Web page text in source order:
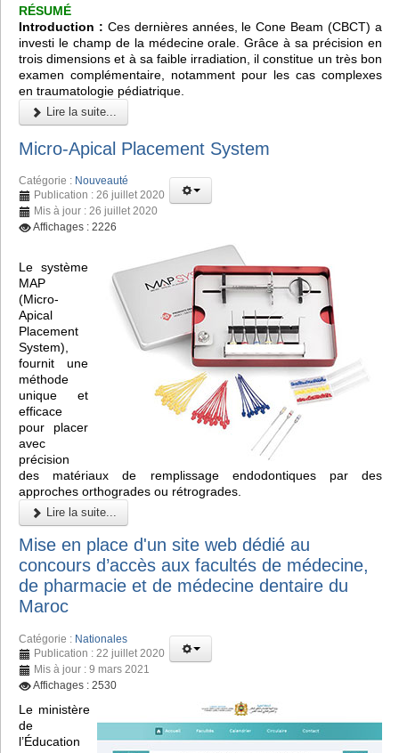
RÉSUMÉ
Introduction : Ces dernières années, leCone Beam (CBCT)a
investi le champ de la médecine orale. Grâce à sa précision en
trois dimensions et à sa faible irradiation, il constitue un très bon
examen complémentaire, notamment pour les cas complexes
en traumatologie pédiatrique.
Lire la suite...
Micro-Apical Placement System
Catégorie : Nouveauté
Publication : 26 juillet 2020
Mis à jour : 26 juillet 2020
Affichages : 2226
Le système
MAP
(Micro-
Apical
Placement
System),
fournit une
méthode
unique et
efficace
pour placer
avec
précision
des matériaux de remplissage endodontiques par des
approches orthogrades ou rétrogrades.
Lire la suite...
Mise en place d'un site web dédié au
concours d’accès aux facultés de médecine,
de pharmacie et de médecine dentaire du
Maroc
Catégorie : Nationales
Publication : 22 juillet 2020
Mis à jour : 9 mars 2021
Affichages : 2530
Le ministère
de
l’Éducation